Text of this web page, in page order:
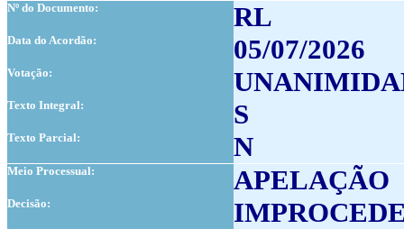
Nº do Documento: RL
Data do Acordão: 05/07/2026
Votação:
Texto Integral: S
Texto Parcial: N
Meio Processual: APELAÇÃO
Decisão: